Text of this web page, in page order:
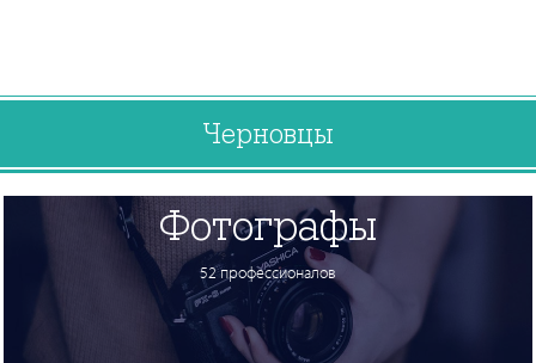
Черновцы
Фотографы
52 профессионалов